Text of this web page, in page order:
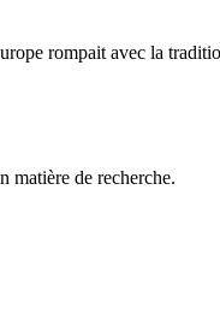
rompait avec la
matière de recherche.